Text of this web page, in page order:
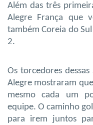
Além das três
Alegre França que
também Coreia do
2.
Os torcedores
Alegre mostraram
mesmo cada um
equipe. O caminho
para irem juntos